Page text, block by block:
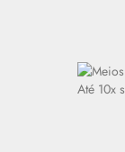
Siga nosso
Até 10x